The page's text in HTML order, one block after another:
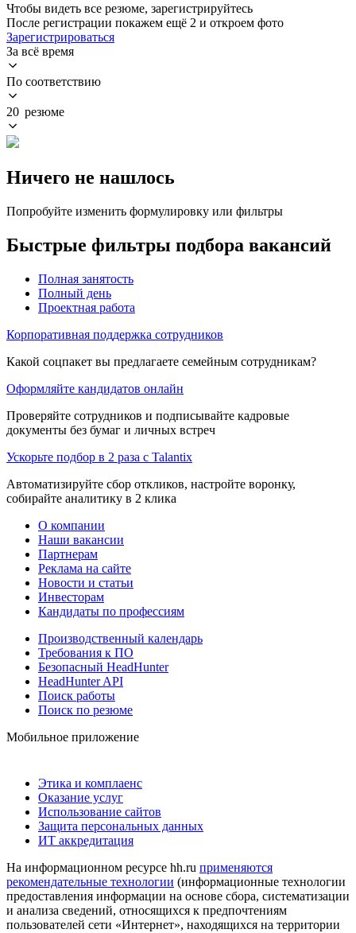
Чтобы видеть все резюме, зарегистрируйтесь
После регистрации покажем ещё 2 и откроем фото
Зарегистрироваться
За всё время
По соответствию
20 резюме
Ничего не нашлось
Попробуйте изменить формулировку или фильтры
Быстрые фильтры подбора вакансий
Полная занятость
Полный день
Проектная работа
Корпоративная поддержка сотрудников
Какой соцпакет вы предлагаете семейным сотрудникам?
Оформляйте кандидатов онлайн
Проверяйте сотрудников и подписывайте кадровые
документы без бумаг и личных встреч
Ускорьте подбор в 2 раза с Talantix
Автоматизируйте сбор откликов, настройте воронку,
собирайте аналитику в 2 клика
О компании
Наши вакансии
Партнерам
Реклама на сайте
Новости и статьи
Инвесторам
Кандидаты по профессиям
Производственный календарь
Требования к ПО
Безопасный HeadHunter
HeadHunter API
Поиск работы
Поиск по резюме
Мобильное приложение
Этика и комплаенс
Оказание услуг
Использование сайтов
Защита персональных данных
ИТ аккредитация
На информационном ресурсе hh.ru применяются
рекомендательные технологии (информационные технологии
предоставления информации на основе сбора, систематизации
и анализа сведений, относящихся к предпочтениям
пользователей сети «Интернет», находящихся на территории